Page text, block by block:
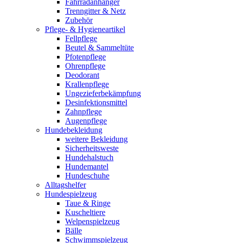
Fahrradanhänger
Trenngitter & Netz
Zubehör
Pflege- & Hygieneartikel
Fellpflege
Beutel & Sammeltüte
Pfotenpflege
Ohrenpflege
Deodorant
Krallenpflege
Ungezieferbekämpfung
Desinfektionsmittel
Zahnpflege
Augenpflege
Hundebekleidung
weitere Bekleidung
Sicherheitsweste
Hundehalstuch
Hundemantel
Hundeschuhe
Alltagshelfer
Hundespielzeug
Taue & Ringe
Kuscheltiere
Welpenspielzeug
Bälle
Schwimmspielzeug